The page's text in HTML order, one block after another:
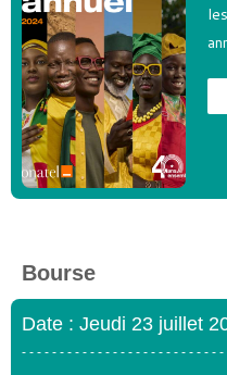
Bourse
Date : Jeudi 23 juillet
- - - - - - - - - - - - - - - - - - - - - - - - - -